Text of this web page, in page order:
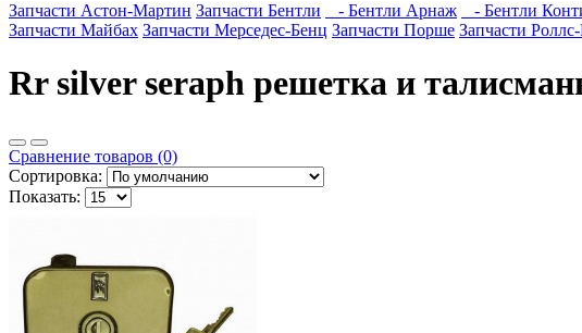
Запчасти Астон-Мартин Запчасти Бентли - Бентли Арнаж - Бентли
Запчасти Майбах Запчасти Мерседес-Бенц Запчасти Порше Запчасти
Rr silver seraph решетка и
Сравнение товаров (0)
Сортировка:
Показать: